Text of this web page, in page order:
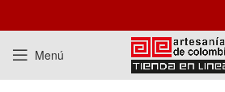
Menú